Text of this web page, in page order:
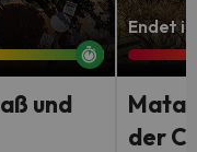
und
Endet
der